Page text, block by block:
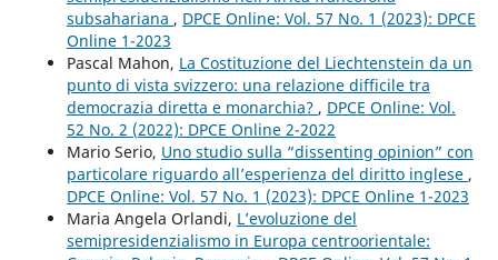
subsahariana , DPCE Online: Vol. 57 No. 1 (2023): DPCE
Online 1-2023
Pascal Mahon, La Costituzione del Liechtenstein da un
punto di vista svizzero: una relazione difficile tra
democrazia diretta e monarchia? , DPCE Online: Vol.
52 No. 2 (2022): DPCE Online 2-2022
Mario Serio, Uno studio sulla “dissenting opinion” con
particolare riguardo all’esperienza del diritto inglese ,
DPCE Online: Vol. 57 No. 1 (2023): DPCE Online 1-2023
Maria Angela Orlandi, L’evoluzione del
semipresidenzialismo in Europa centroorientale: